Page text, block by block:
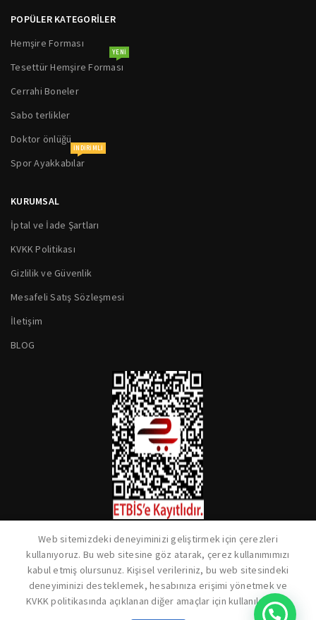
POPÜLER KATEGORİLER
Hemşire Forması
Tesettür Hemşire Forması
YENI
Cerrahi Boneler
Sabo terlikler
Doktor önlüğü
Spor Ayakkabılar
INDIRIMLI
KURUMSAL
İptal ve İade Şartları
KVKK Politikası
Gizlilik ve Güvenlik
Mesafeli Satış Sözleşmesi
İletişim
BLOG
Web sitemizdeki deneyiminizi geliştirmek için çerezleri
kullanıyoruz. Bu web sitesine göz atarak, çerez kullanımımızı
kabul etmiş olursunuz. Kişisel verileriniz, bu web sitesindeki
deneyiminizi desteklemek, hesabınıza erişimi yönetmek ve
KVKK politikasında açıklanan diğer amaçlar için kullanılacaktır.